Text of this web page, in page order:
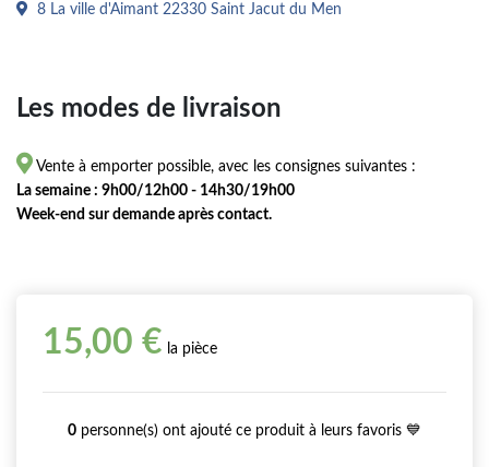
8 La ville d'Aimant 22330 Saint Jacut du Men
Les modes de livraison
 Vente à emporter possible, avec les consignes suivantes :
La semaine : 9h00/12h00 - 14h30/19h00
Week-end sur demande après contact.
15,00 € la pièce
0 personne(s) ont ajouté ce produit à leurs favoris 💙